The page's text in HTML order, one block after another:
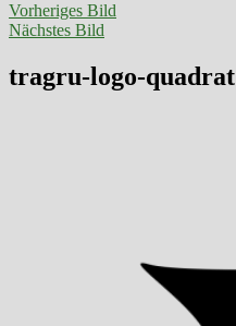
Vorheriges Bild
Nächstes Bild
tragru-logo-quadrat